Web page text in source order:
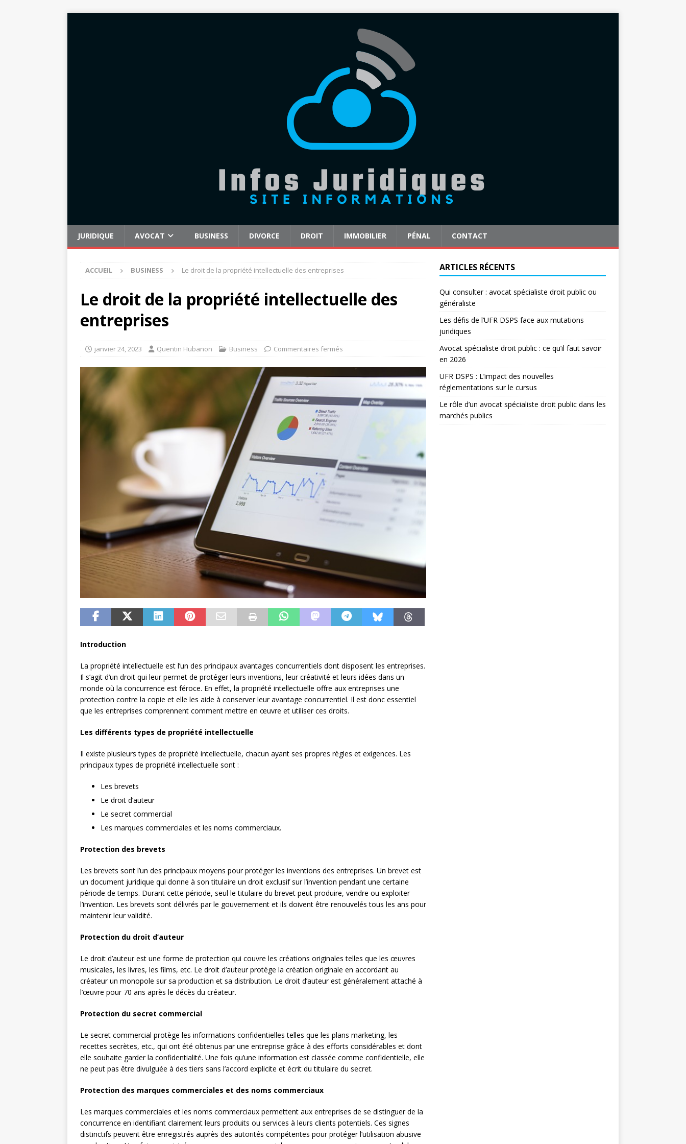
JURIDIQUE AVOCAT BUSINESS DIVORCE DROIT IMMOBILIER PÉNAL CONTACT
ACCUEIL BUSINESS Le droit de la propriété intellectuelle des entreprises
Le droit de la propriété intellectuelle des
entreprises
janvier 24, 2023 Quentin Hubanon Business Commentaires fermés
Introduction
La propriété intellectuelle est l’un des principaux avantages concurrentiels dont disposent les entreprises.
Il s’agit d’un droit qui leur permet de protéger leurs inventions, leur créativité et leurs idées dans un
monde où la concurrence est féroce. En effet, la propriété intellectuelle offre aux entreprises une
protection contre la copie et elle les aide à conserver leur avantage concurrentiel. Il est donc essentiel
que les entreprises comprennent comment mettre en œuvre et utiliser ces droits.
Les différents types de propriété intellectuelle
Il existe plusieurs types de propriété intellectuelle, chacun ayant ses propres règles et exigences. Les
principaux types de propriété intellectuelle sont :
Les brevets
Le droit d’auteur
Le secret commercial
Les marques commerciales et les noms commerciaux.
Protection des brevets
Les brevets sont l’un des principaux moyens pour protéger les inventions des entreprises. Un brevet est
un document juridique qui donne à son titulaire un droit exclusif sur l’invention pendant une certaine
période de temps. Durant cette période, seul le titulaire du brevet peut produire, vendre ou exploiter
l’invention. Les brevets sont délivrés par le gouvernement et ils doivent être renouvelés tous les ans pour
maintenir leur validité.
Protection du droit d’auteur
Le droit d’auteur est une forme de protection qui couvre les créations originales telles que les œuvres
musicales, les livres, les films, etc. Le droit d’auteur protège la création originale en accordant au
créateur un monopole sur sa production et sa distribution. Le droit d’auteur est généralement attaché à
l’œuvre pour 70 ans après le décès du créateur.
Protection du secret commercial
Le secret commercial protège les informations confidentielles telles que les plans marketing, les
recettes secrètes, etc., qui ont été obtenus par une entreprise grâce à des efforts considérables et dont
elle souhaite garder la confidentialité. Une fois qu’une information est classée comme confidentielle, elle
ne peut pas être divulguée à des tiers sans l’accord explicite et écrit du titulaire du secret.
Protection des marques commerciales et des noms commerciaux
Les marques commerciales et les noms commerciaux permettent aux entreprises de se distinguer de la
concurrence en identifiant clairement leurs produits ou services à leurs clients potentiels. Ces signes
distinctifs peuvent être enregistrés auprès des autorités compétentes pour protéger l’utilisation abusive
ARTICLES RÉCENTS
Qui consulter : avocat spécialiste droit public ou
généraliste
Les défis de l’UFR DSPS face aux mutations
juridiques
Avocat spécialiste droit public : ce qu’il faut savoir
en 2026
UFR DSPS : L’impact des nouvelles
réglementations sur le cursus
Le rôle d’un avocat spécialiste droit public dans les
marchés publics